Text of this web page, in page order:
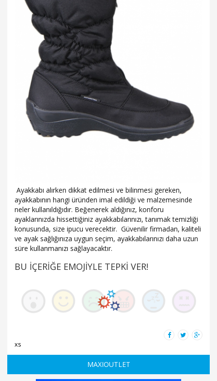
Ayakkabı alırken dikkat edilmesi ve bilinmesi gereken,
ayakkabının hangi üründen imal edildiği ve malzemesinde
neler kullanıldığıdır. Beğenerek aldığınız, konforu
ayaklarınızda hissettiğiniz ayakkabılarınızı, tanımak temizliği
konusunda, size ipucu verecektir. Güvenilir firmadan, kaliteli
ve ayak sağlığınıza uygun seçim, ayakkabılarınızı daha uzun
süre kullanmanızı sağlayacaktır.
BU İÇERİĞE EMOJİYLE TEPKİ VER!
xs
MAXIOUTLET